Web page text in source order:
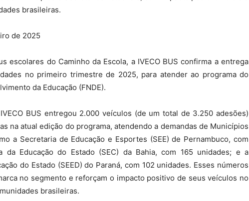
brasileiras.
de 2025
escolares do Caminho da Escola, a IVECO BUS confirma a entrega
no primeiro trimestre de 2025, para atender ao programa do
da Educação (FNDE).
BUS entregou 2.000 veículos (de um total de 3.250 adesões)
na atual edição do programa, atendendo a demandas de Municípios
a Secretaria de Educação e Esportes (SEE) de Pernambuco, com
da Educação do Estado (SEC) da Bahia, com 165 unidades; e a
do Estado (SEED) do Paraná, com 102 unidades. Esses números
no segmento e reforçam o impacto positivo de seus veículos no
brasileiras.